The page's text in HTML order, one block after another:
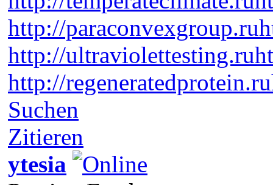
http://paraconvexgroup.ru
http://ultraviolettesting.ru
http://regeneratedprotein.ru
Suchen
Zitieren
ytesia